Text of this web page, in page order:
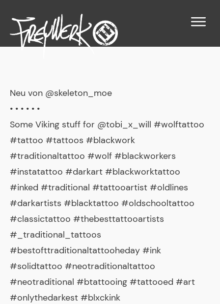
Neu von @skeleton_moe
• • • • • •
Some Viking stuff for @tobi_x_will #wolftattoo
#tattoo #tattoos #blackwork
#traditionaltattoo #wolf #blackworkers
#instatattoo #darkart #blackworktattoo
#inked #traditional #tattooartist #oldlines
#darkartists #blacktattoo #oldschooltattoo
#classictattoo #thebesttattooartists
#_traditional_tattoos
#bestofttraditionaltattooheday #ink
#solidtattoo #neotraditionaltattoo
#neotraditional #btattooing #tattooed #art
#onlythedarkest #blxckink